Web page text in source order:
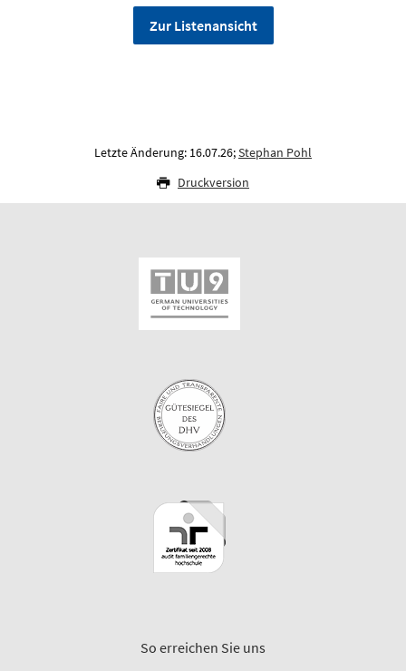
Zur Listenansicht
Letzte Änderung: 16.07.26;Stephan Pohl
Druckversion
So erreichen Sie uns